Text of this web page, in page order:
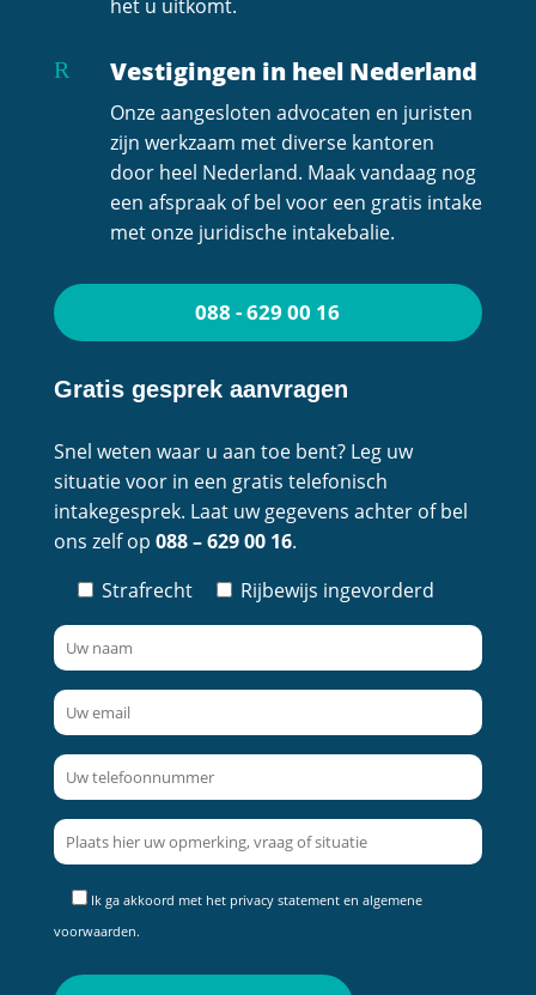
het u uitkomt.
R Vestigingen in heel Nederland
Onze aangesloten advocaten en juristen
zijn werkzaam met diverse kantoren
door heel Nederland. Maak vandaag nog
een afspraak of bel voor een gratis intake
met onze juridische intakebalie.
088 - 629 00 16
Gratis gesprek aanvragen
Snel weten waar u aan toe bent? Leg uw
situatie voor in een gratis telefonisch
intakegesprek. Laat uw gegevens achter of bel
ons zelf op 088 – 629 00 16.
Strafrecht
Rijbewijs ingevorderd
Ik ga akkoord met het privacy statementen algemene
voorwaarden.